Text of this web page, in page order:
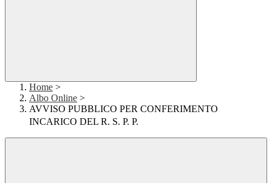
Home >
Albo Online >
AVVISO PUBBLICO PER CONFERIMENTO
INCARICO DEL R. S. P. P.